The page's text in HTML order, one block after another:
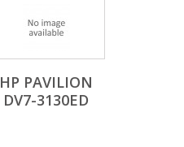
HP PAVILION
DV7-3130ED